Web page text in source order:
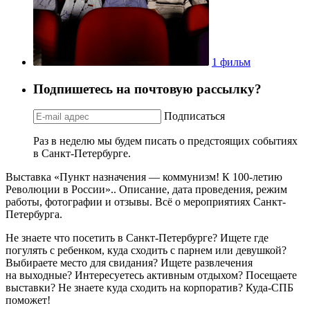
1 фильм
Подпишетесь на почтовую рассылку?
Подписаться
Раз в неделю мы будем писать о предстоящих событиях
в Санкт-Петербурге.
Выставка «Пункт назначения — коммунизм! К 100-летию
Революции в России».. Описание, дата проведения, режим
работы, фотографии и отзывы. Всё о мероприятиях Санкт-
Петербурга.
Не знаете что посетить в Санкт-Петербурге? Ищете где
погулять с ребенком, куда сходить с парнем или девушкой?
Выбираете место для свидания? Ищете развлечения
на выходные? Интересуетесь активным отдыхом? Посещаете
выставки? Не знаете куда сходить на корпоратив? Куда-СПБ
поможет!